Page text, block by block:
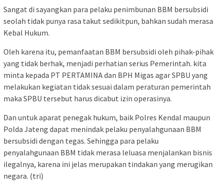
Sangat di sayangkan para pelaku penimbunan BBM bersubsidi
seolah tidak punya rasa takut sedikitpun, bahkan sudah merasa
Kebal Hukum.
Oleh karena itu, pemanfaatan BBM bersubsidi oleh pihak-pihak
yang tidak berhak, menjadi perhatian serius Pemerintah. kita
minta kepada PT PERTAMINA dan BPH Migas agar SPBU yang
melakukan kegiatan tidak sesuai dalam peraturan pemerintah
maka SPBU tersebut harus dicabut izin operasinya.
Dan untuk aparat penegak hukum, baik Polres Kendal maupun
Polda Jateng dapat menindak pelaku penyalahgunaan BBM
bersubsidi dengan tegas. Sehingga para pelaku
penyalahgunaan BBM tidak merasa leluasa menjalankan bisnis
ilegalnya, karena ini jelas merupakan tindakan yang merugikan
negara. (tri)